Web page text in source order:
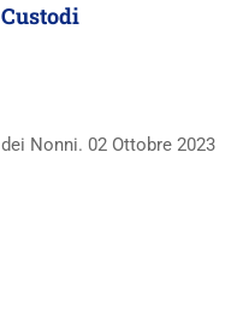
Nonni. 02 Ottobre 2023